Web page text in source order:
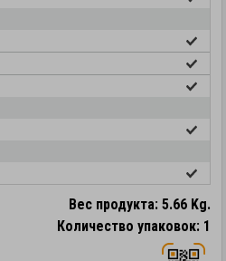
Вес продукта: 5.66 Kg.
Количество упаковок: 1